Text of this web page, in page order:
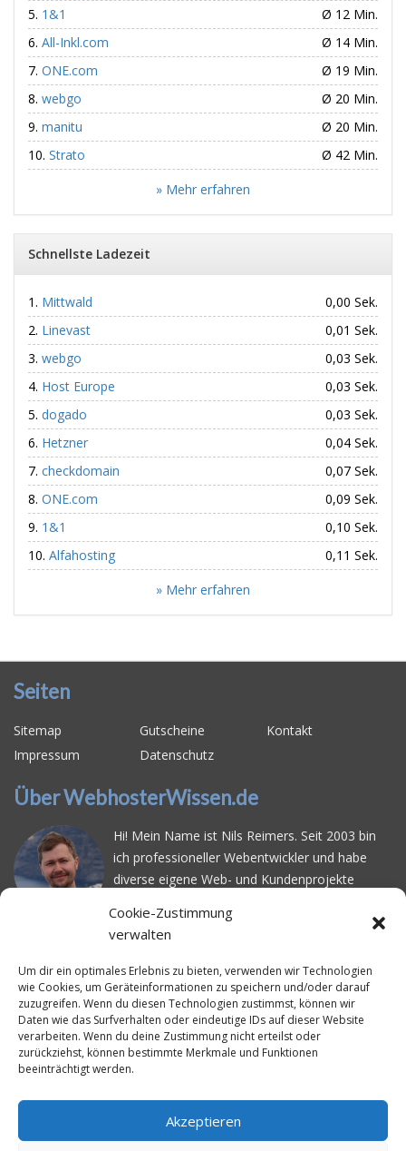
Cookie-Zustimmung
verwalten
Um dir ein optimales Erlebnis zu bieten, verwenden wir Technologien
wie Cookies, um Geräteinformationen zu speichern und/oder darauf
zuzugreifen. Wenn du diesen Technologien zustimmst, können wir
Daten wie das Surfverhalten oder eindeutige IDs auf dieser Website
verarbeiten. Wenn du deine Zustimmung nicht erteilst oder
zurückziehst, können bestimmte Merkmale und Funktionen
beeinträchtigt werden.
Akzeptieren
1&1
Ø 12 Min.
All-Inkl.com
Ø 14 Min.
ONE.com
Ø 19 Min.
webgo
Ø 20 Min.
manitu
Ø 20 Min.
Strato
Ø 42 Min.
» Mehr erfahren
Schnellste Ladezeit
Mittwald
0,00 Sek.
Linevast
0,01 Sek.
webgo
0,03 Sek.
Host Europe
0,03 Sek.
dogado
0,03 Sek.
Hetzner
0,04 Sek.
checkdomain
0,07 Sek.
ONE.com
0,09 Sek.
1&1
0,10 Sek.
Alfahosting
0,11 Sek.
» Mehr erfahren
Seiten
Sitemap Gutscheine
Kontakt
Impressum
Datenschutz
Über WebhosterWissen.de
Hi! Mein Name ist Nils Reimers. Seit 2003 bin
ich professioneller Webentwickler und habe
diverse eigene Web- und Kundenprojekte
schwierig ist gutes Webhosting zu finden: Bei
vielen Anbietern ärgert man sich über
Serverausfälleoder überlangsame
Ladezeiten. Deswegen habe ich im Mai 2016
angefangen, die bekanntesten Webhoster
systematisch zu testen und deren
Erreichbarkeit und Ladezeit für eine typische
Website basierend auf dem beliebten CMS-
System WordPress zu protokollieren. Auf
WebhosterWissen.de werte ich diese
Messungen kontinuierlich aus und gebe euch